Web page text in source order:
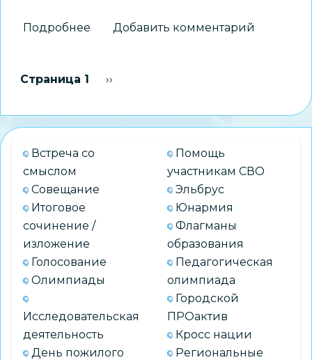
Подробнее
конкурс
всей
Добавить комментарий
Нумерация
Страница 1 Следующая страница
››
Встреча со
смыслом
Совещание
Итоговое
сочинение /
изложение
Голосование
Олимпиады
Исследовательская
деятельность
День пожилого
Помощь
участникам СВО
Эльбрус
Юнармия
Флагманы
образования
Педагогическая
олимпиада
Городской
ПРОактив
Кросс нации
Региональные